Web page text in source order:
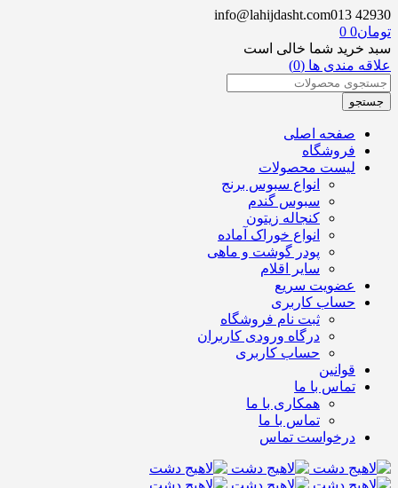
info@lahijdasht.com013 42930
تومان0
0
سبد خرید شما خالی است
علاقه مندی ها (0)
صفحه اصلی
فروشگاه
لیست محصولات
انواع سبوس برنج
سبوس گندم
کنجاله زیتون
انواع خوراک آماده
پودر گوشت و ماهی
سایر اقلام
عضویت سریع
حساب کاربری
ثبت نام فروشگاه
درگاه ورودی کاربران
حساب کاربری
قوانین
تماس با ما
همکاری با ما
تماس با ما
درخواست تماس